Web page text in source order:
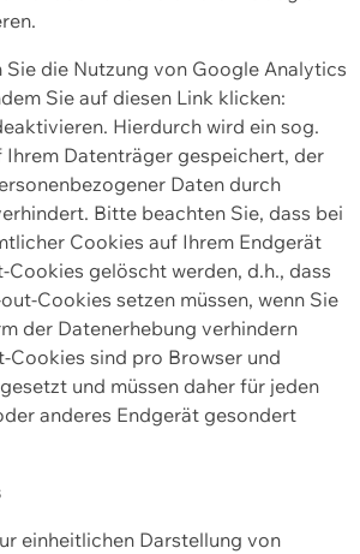
Sie die Nutzung von Google Analytics
Sie auf diesen Link klicken:
Hierdurch wird ein sog.
Datenträger gespeichert, der
Daten durch
Bitte beachten Sie, dass bei
Cookies auf Ihrem Endgerät
Cookies gelöscht werden, d.h., dass
Cookies setzen müssen, wenn Sie
der Datenerhebung verhindern
Cookies sind pro Browser und
und müssen daher für jeden
anderes Endgerät gesondert
einheitlichen Darstellung von